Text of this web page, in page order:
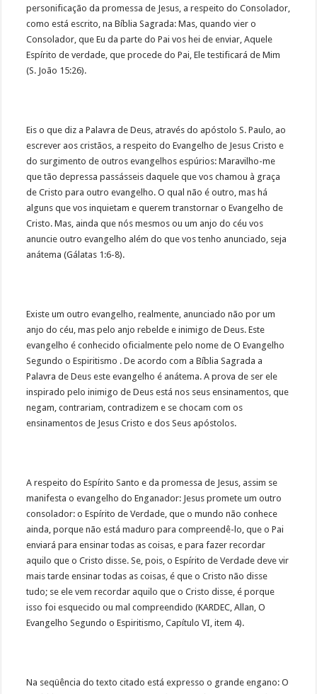
personificação da promessa de Jesus, a respeito do Consolador,
como está escrito, na Bíblia Sagrada: Mas, quando vier o
Consolador, que Eu da parte do Pai vos hei de enviar, Aquele
Espírito de verdade, que procede do Pai, Ele testificará de Mim
(S. João 15:26).
Eis o que diz a Palavra de Deus, através do apóstolo S. Paulo, ao
escrever aos cristãos, a respeito do Evangelho de Jesus Cristo e
do surgimento de outros evangelhos espúrios: Maravilho-me
que tão depressa passásseis daquele que vos chamou à graça
de Cristo para outro evangelho. O qual não é outro, mas há
alguns que vos inquietam e querem transtornar o Evangelho de
Cristo. Mas, ainda que nós mesmos ou um anjo do céu vos
anuncie outro evangelho além do que vos tenho anunciado, seja
anátema (Gálatas 1:6-8).
Existe um outro evangelho, realmente, anunciado não por um
anjo do céu, mas pelo anjo rebelde e inimigo de Deus. Este
evangelho é conhecido oficialmente pelo nome de O Evangelho
Segundo o Espiritismo . De acordo com a Bíblia Sagrada a
Palavra de Deus este evangelho é anátema. A prova de ser ele
inspirado pelo inimigo de Deus está nos seus ensinamentos, que
negam, contrariam, contradizem e se chocam com os
ensinamentos de Jesus Cristo e dos Seus apóstolos.
A respeito do Espírito Santo e da promessa de Jesus, assim se
manifesta o evangelho do Enganador: Jesus promete um outro
consolador: o Espírito de Verdade, que o mundo não conhece
ainda, porque não está maduro para compreendê-lo, que o Pai
enviará para ensinar todas as coisas, e para fazer recordar
aquilo que o Cristo disse. Se, pois, o Espírito de Verdade deve vir
mais tarde ensinar todas as coisas, é que o Cristo não disse
tudo; se ele vem recordar aquilo que o Cristo disse, é porque
isso foi esquecido ou mal compreendido (KARDEC, Allan, O
Evangelho Segundo o Espiritismo, Capítulo VI, item 4).
Na seqüência do texto citado está expresso o grande engano: O